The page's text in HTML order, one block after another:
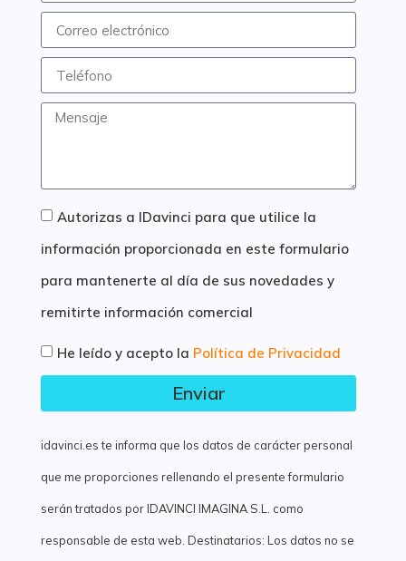
Autorizas a IDavinci para que utilice la
información proporcionada en este formulario
para mantenerte al día de sus novedades y
remitirte información comercial
He leído y acepto la Política de Privacidad
Enviar
idavinci.es te informa que los datos de carácter personal
que me proporciones rellenando el presente formulario
serán tratados por IDAVINCI IMAGINA S.L. como
responsable de esta web. Destinatarios: Los datos no se